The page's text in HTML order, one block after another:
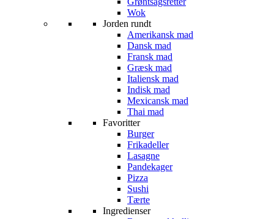
Wok
Jorden rundt
Amerikansk mad
Dansk mad
Fransk mad
Græsk mad
Italiensk mad
Indisk mad
Mexicansk mad
Thai mad
Favoritter
Burger
Frikadeller
Lasagne
Pandekager
Pizza
Sushi
Tærte
Ingredienser